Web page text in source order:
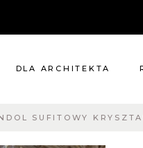
DLA ARCHITEKTA
SUFITOWY